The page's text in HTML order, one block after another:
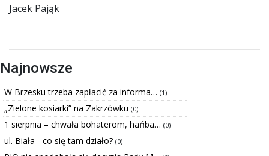
Jacek Pająk
Najnowsze
W Brzesku trzeba zapłacić za informa… (1)
„Zielone kosiarki” na Zakrzówku (0)
1 sierpnia – chwała bohaterom, hańba… (0)
ul. Biała - co się tam działo? (0)